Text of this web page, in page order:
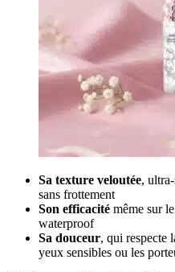
Sa texture veloutée,
sans frottement
Son efficacité même sur
waterproof
Sa douceur, qui respecte
yeux sensibles ou les